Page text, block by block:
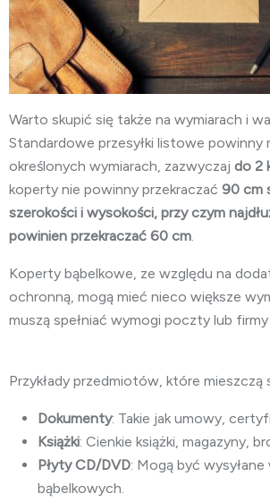
Warto skupić się także na wymiarach i
Standardowe przesyłki listowe powinny
określonych wymiarach, zazwyczaj do 2
koperty nie powinny przekraczać 90 cm
szerokości i wysokości, przy czym
powinien przekraczać 60 cm.
Koperty bąbelkowe, ze względu na
ochronną, mogą mieć nieco większe
muszą spełniać wymogi poczty lub firmy
Przykłady przedmiotów, które mieszczą
Dokumenty: Takie jak umowy,
Książki: Cienkie książki, magazyny,
Płyty CD/DVD: Mogą być
bąbelkowych.